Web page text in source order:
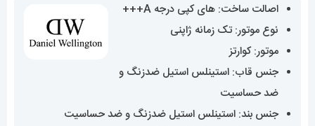
اصالت ساخت: های کپی درجه A+++
نوع موتور: تک زمانه ژاپنی
موتور: کوارتز
جنس قاب: استینلس استیل ضدزنگ و
ضد حساسیت
جنس بند: استینلس استیل ضدزنگ و ضد حساسیت